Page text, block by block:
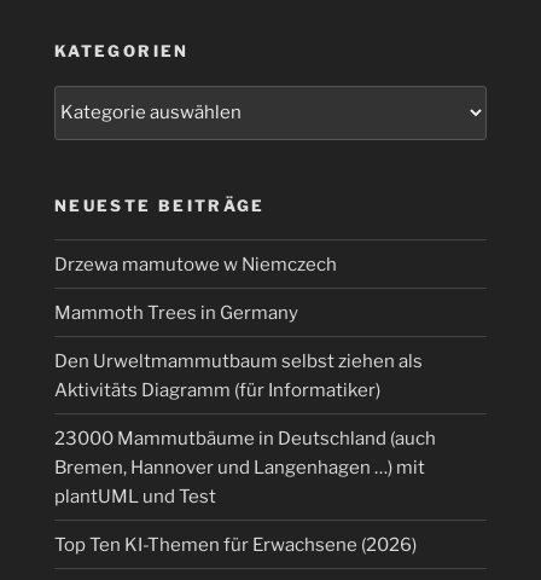
mit
NodeRed
erzeugen“
KATEGORIEN
NEUESTE BEITRÄGE
Drzewa mamutowe w Niemczech
Mammoth Trees in Germany
Den Urweltmammutbaum selbst ziehen als
Aktivitäts Diagramm (für Informatiker)
23000 Mammutbäume in Deutschland (auch
Bremen, Hannover und Langenhagen …) mit
plantUML und Test
Top Ten KI-Themen für Erwachsene (2026)